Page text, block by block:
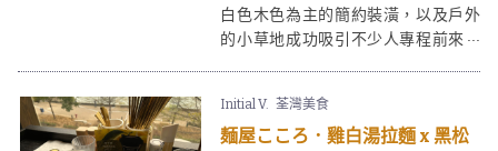
白色木色為主的簡約裝潢，以及戶外
的小草地成功吸引不少人專程前來。
酥、蘋果酥等。坪洲面積不大，慢慢
在島上走一圈，感受真正的悠閒，也
Initial V. 荃灣美食
麺屋こころ．雞白湯拉麵 x 黑松